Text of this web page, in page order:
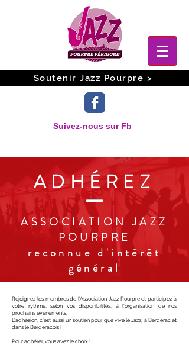
Soutenir Jazz Pourpre >
Suivez-nous sur Fb
ADHÉREZ
ASSOCIATION JAZZ
POURPRE
reconnue d'intérêt
général
Rejoignez les membres de l'Association Jazz Pourpre et participez à
votre rythme, selon vos disponibilités, à l'organisation de nos
prochains évènements.
L'adhésion, c'est aussi un soutien pour que vive le Jazz, à Bergerac et
dans le Bergeracois !
Pour adhérer, vous avez le choix !​